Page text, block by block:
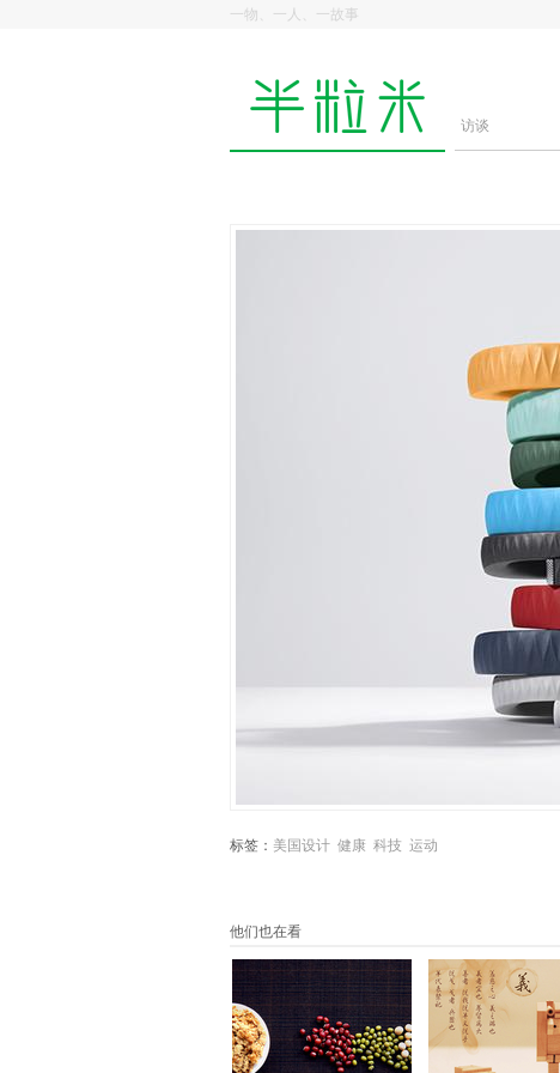
一物、一人、一故事
访谈
标签： 美国设计 健康 科技 运动
他们也在看